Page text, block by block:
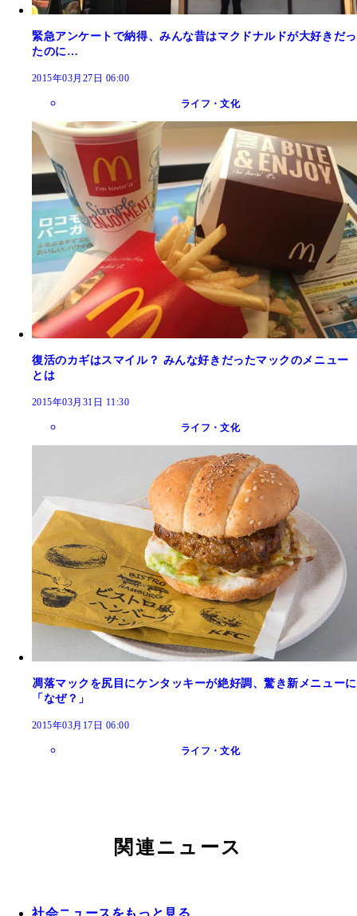
緊急アンケートで納得、みんな昔はマクドナルドが大好きだっ
たのに…
2015年03月27日 06:00
ライフ・文化
復活のカギはスマイル？ みんな好きだったマックのメニュー
とは
2015年03月31日 11:30
ライフ・文化
凋落マックを尻目にケンタッキーが絶好調、驚き新メニューに
「なぜ？」
2015年03月17日 06:00
ライフ・文化
関連ニュース